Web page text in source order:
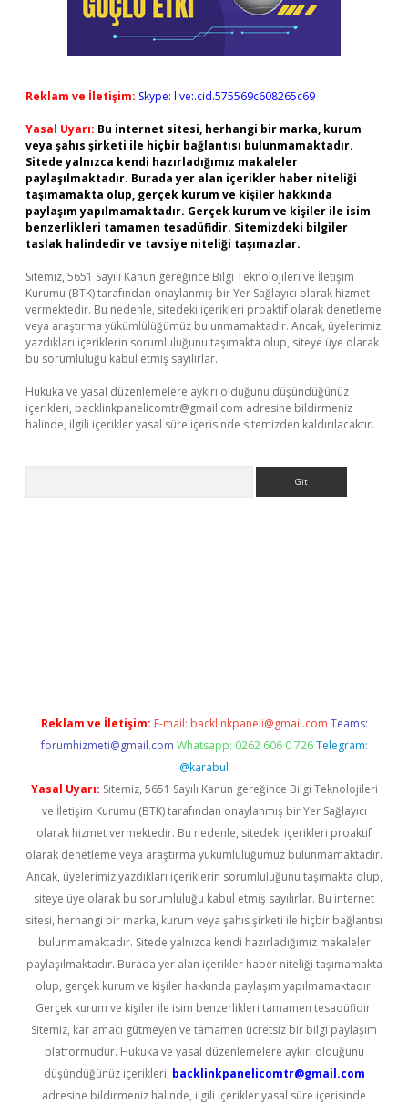
Reklam ve İletişim: Skype: live:.cid.575569c608265c69
Yasal Uyarı: Bu internet sitesi, herhangi bir marka, kurum
veya şahıs şirketi ile hiçbir bağlantısı bulunmamaktadır.
Sitede yalnızca kendi hazırladığımız makaleler
paylaşılmaktadır. Burada yer alan içerikler haber niteliği
taşımamakta olup, gerçek kurum ve kişiler hakkında
paylaşım yapılmamaktadır. Gerçek kurum ve kişiler ile isim
benzerlikleri tamamen tesadüfidir. Sitemizdeki bilgiler
taslak halindedir ve tavsiye niteliği taşımazlar.
Sitemiz, 5651 Sayılı Kanun gereğince Bilgi Teknolojileri ve İletişim
Kurumu (BTK) tarafından onaylanmış bir Yer Sağlayıcı olarak hizmet
vermektedir. Bu nedenle, sitedeki içerikleri proaktif olarak denetleme
veya araştırma yükümlülüğümüz bulunmamaktadır. Ancak, üyelerimiz
yazdıkları içeriklerin sorumluluğunu taşımakta olup, siteye üye olarak
bu sorumluluğu kabul etmiş sayılırlar.
Hukuka ve yasal düzenlemelere aykırı olduğunu düşündüğünüz
içerikleri, backlinkpanelicomtr@gmail.com adresine bildirmeniz
halinde, ilgili içerikler yasal süre içerisinde sitemizden kaldırılacaktır.
Reklam ve İletişim: E-mail: backlinkpaneli@gmail.com Teams:
forumhizmeti@gmail.com Whatsapp: 0262 606 0 726 Telegram:
@karabul
Yasal Uyarı: Sitemiz, 5651 Sayılı Kanun gereğince Bilgi Teknolojileri
ve İletişim Kurumu (BTK) tarafından onaylanmış bir Yer Sağlayıcı
olarak hizmet vermektedir. Bu nedenle, sitedeki içerikleri proaktif
olarak denetleme veya araştırma yükümlülüğümüz bulunmamaktadır.
Ancak, üyelerimiz yazdıkları içeriklerin sorumluluğunu taşımakta olup,
siteye üye olarak bu sorumluluğu kabul etmiş sayılırlar. Bu internet
sitesi, herhangi bir marka, kurum veya şahıs şirketi ile hiçbir bağlantısı
bulunmamaktadır. Sitede yalnızca kendi hazırladığımız makaleler
paylaşılmaktadır. Burada yer alan içerikler haber niteliği taşımamakta
olup, gerçek kurum ve kişiler hakkında paylaşım yapılmamaktadır.
Gerçek kurum ve kişiler ile isim benzerlikleri tamamen tesadüfidir.
Sitemiz, kar amacı gütmeyen ve tamamen ücretsiz bir bilgi paylaşım
platformudur. Hukuka ve yasal düzenlemelere aykırı olduğunu
düşündüğünüz içerikleri, backlinkpanelicomtr@gmail.com
adresine bildirmeniz halinde, ilgili içerikler yasal süre içerisinde